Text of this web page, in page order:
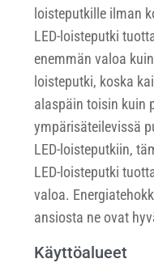
loisteputkille ilman
LED-loisteputki
enemmän valoa
loisteputki, koska
alaspäin toisin kuin
ympärisäteilevissä
LED-loisteputkiin,
LED-loisteputki
valoa.
ansiosta ne ovat
Käyttöalueet